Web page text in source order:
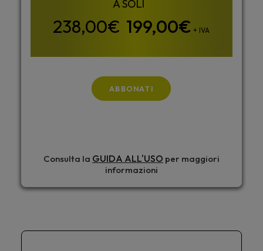
199,00€ + IVA
ABBONATI
Consulta la GUIDA ALL'USO per maggiori
informazioni